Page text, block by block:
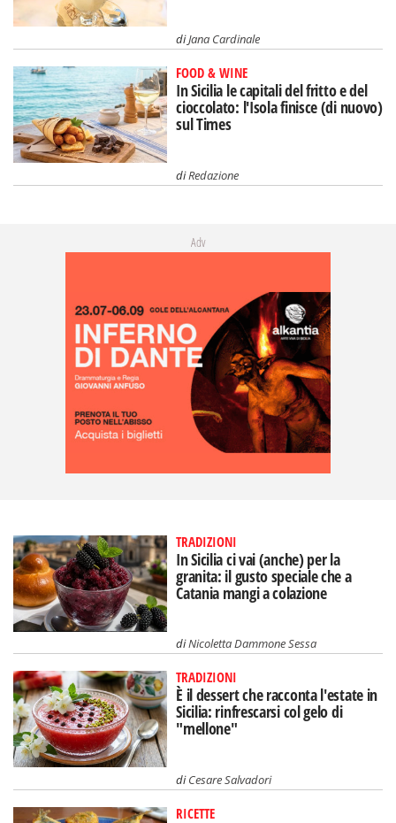
diJana Cardinale
FOOD & WINE
In Sicilia le capitali del fritto e del
cioccolato: l'Isola finisce (di nuovo)
sul Times
diRedazione
Adv
TRADIZIONI
In Sicilia ci vai (anche) per la
granita: il gusto speciale che a
Catania mangi a colazione
diNicoletta Dammone Sessa
TRADIZIONI
È il dessert che racconta l'estate in
Sicilia: rinfrescarsi col gelo di
"mellone"
diCesare Salvadori
RICETTE